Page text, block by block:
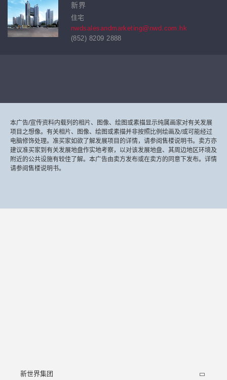
新界
住宅
nwdsalesandmarketing@nwd.com.hk
(852) 8209 2888
本广告/宣传资料内载列的相片、图像、绘图或素描显示纯属画家对有关发展
项目之想像。有关相片、图像、绘图或素描并非按照比例绘画及/或可能经过
电脑修饰处理。准买家如欲了解发展项目的详情，请参阅售楼说明书。卖方亦
建议准买家到有关发展地盘作实地考察，以对该发展地盘、其周边地区环境及
附近的公共设施有较佳了解。本广告由卖方发布或在卖方的同意下发布。详情
请参阅售楼说明书。
新世界集团